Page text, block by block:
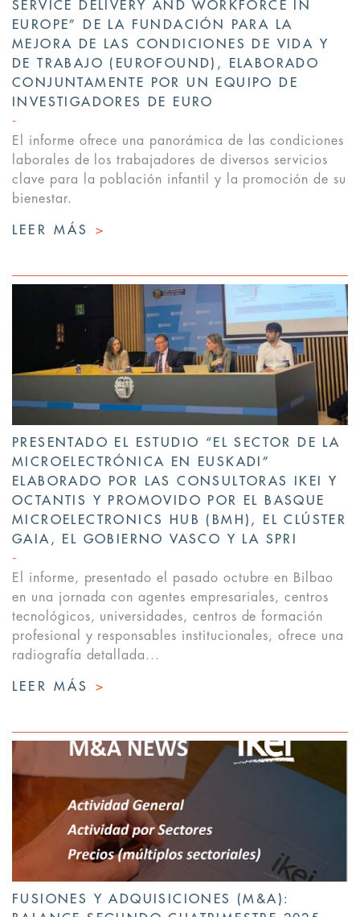
SERVICE DELIVERY AND WORKFORCE IN
EUROPE” DE LA FUNDACIÓN PARA LA
MEJORA DE LAS CONDICIONES DE VIDA Y
DE TRABAJO (EUROFOUND), ELABORADO
CONJUNTAMENTE POR UN EQUIPO DE
INVESTIGADORES DE EURO
El informe ofrece una panorámica de las condiciones
laborales de los trabajadores de diversos servicios
clave para la población infantil y la promoción de su
bienestar.
LEER MÁS >
PRESENTADO EL ESTUDIO “EL SECTOR DE LA
MICROELECTRÓNICA EN EUSKADI”
ELABORADO POR LAS CONSULTORAS IKEI Y
OCTANTIS Y PROMOVIDO POR EL BASQUE
MICROELECTRONICS HUB (BMH), EL CLÚSTER
GAIA, EL GOBIERNO VASCO Y LA SPRI
El informe, presentado el pasado octubre en Bilbao
en una jornada con agentes empresariales, centros
tecnológicos, universidades, centros de formación
profesional y responsables institucionales, ofrece una
radiografía detallada...
LEER MÁS >
FUSIONES Y ADQUISICIONES (M&A):